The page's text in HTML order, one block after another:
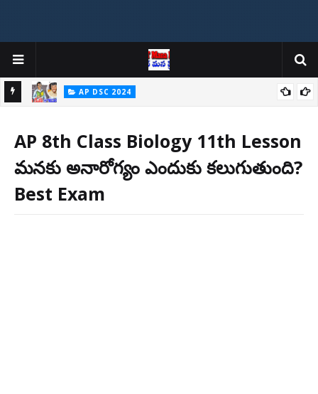
AP DSC 2024
AP 8th Class Biology 11th Lesson
మనకు అనారోగ్యం ఎందుకు కలుగుతుంది?
Best Exam